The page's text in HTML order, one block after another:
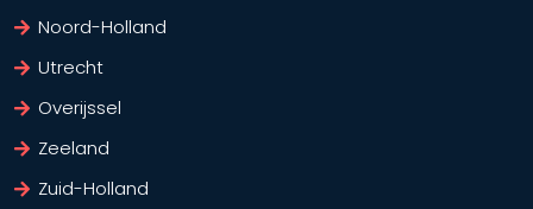
Noord-Holland
Utrecht
Overijssel
Zeeland
Zuid-Holland